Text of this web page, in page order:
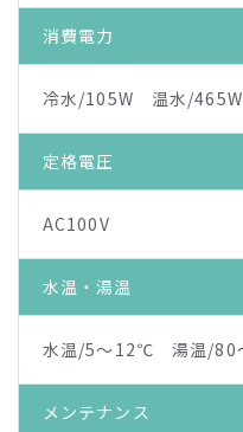
消費電力
冷水/105W 温水/465W
定格電圧
AC100V
水温・湯温
水温/5～12℃ 湯温/80
メンテナンス